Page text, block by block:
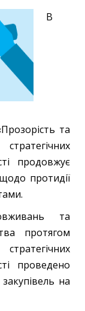
В
та
продовжує
протидії
та
протягом
проведено
на